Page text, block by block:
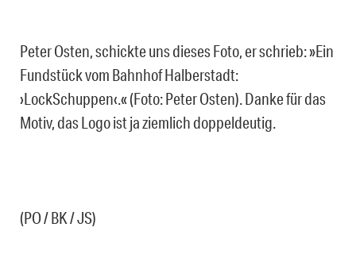
Peter Osten, schickte uns dieses Foto, er schrieb: »Ein
Fundstück vom Bahnhof Halberstadt:
›LockSchuppen‹.« (Foto: Peter Osten). Danke für das
Motiv, das Logo ist ja ziemlich doppeldeutig.
(PO / BK / JS)